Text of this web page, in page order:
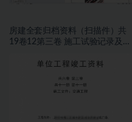
房建全套归档资料（扫描件）共
19卷12第三卷 施工试验记录及检